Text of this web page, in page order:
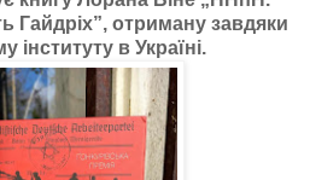
Гайдріх”, отриману завдяки
інституту в Україні.